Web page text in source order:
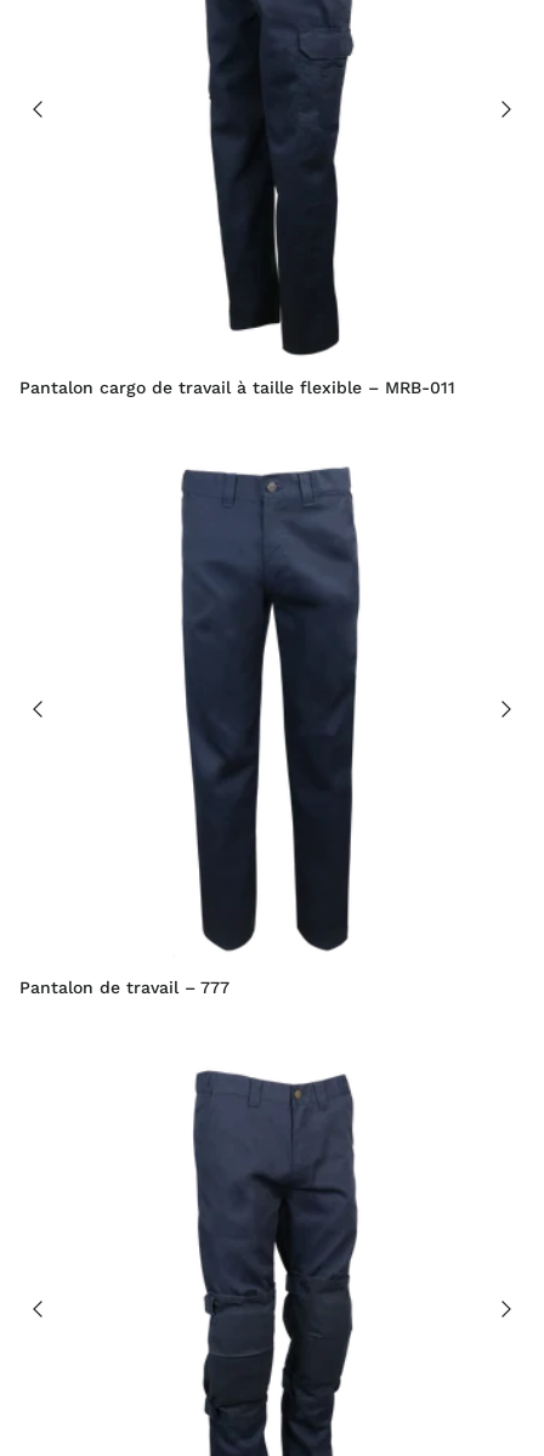
Pantalon cargo de travail à taille flexible – MRB-011
Pantalon de travail – 777